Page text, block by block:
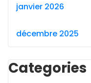
janvier 2026
décembre 2025
Categories